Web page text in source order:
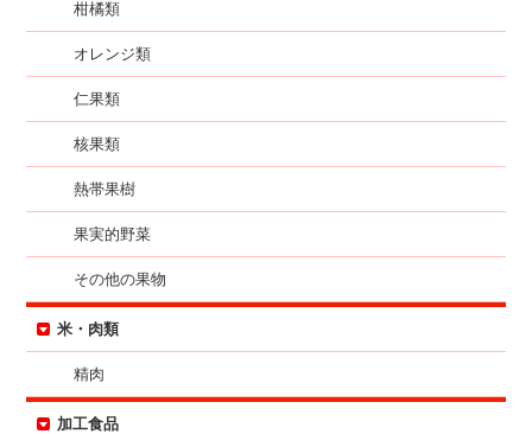
柑橘類
オレンジ類
仁果類
核果類
熱帯果樹
果実的野菜
その他の果物
米・肉類
精肉
加工食品